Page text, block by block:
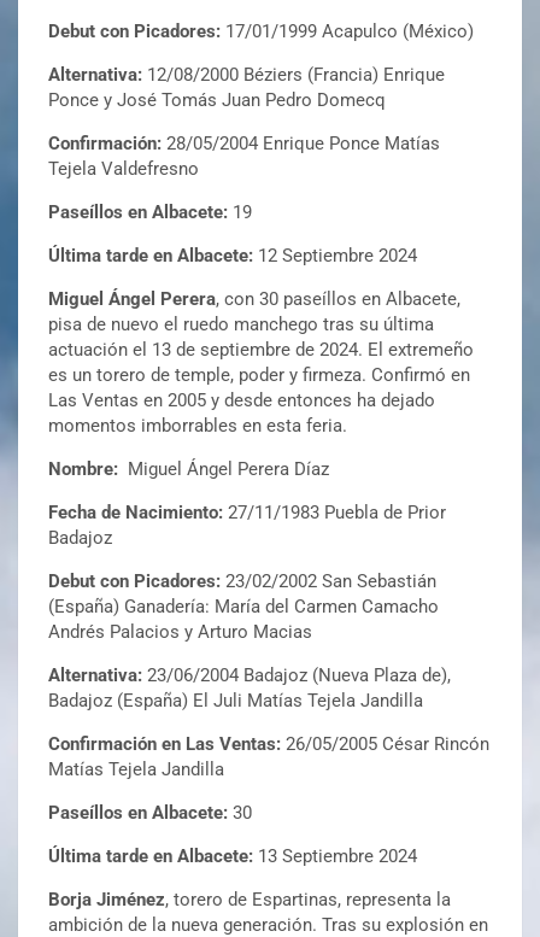
Debut con Picadores: 17/01/1999 Acapulco (México)
Alternativa: 12/08/2000 Béziers (Francia) Enrique
Ponce y José Tomás Juan Pedro Domecq
Confirmación: 28/05/2004 Enrique Ponce Matías
Tejela Valdefresno
Paseíllos en Albacete: 19
Última tarde en Albacete: 12 Septiembre 2024
Miguel Ángel Perera, con 30 paseíllos en Albacete,
pisa de nuevo el ruedo manchego tras su última
actuación el 13 de septiembre de 2024. El extremeño
es un torero de temple, poder y firmeza. Confirmó en
Las Ventas en 2005 y desde entonces ha dejado
momentos imborrables en esta feria.
Nombre: Miguel Ángel Perera Díaz
Fecha de Nacimiento: 27/11/1983 Puebla de Prior
Badajoz
Debut con Picadores: 23/02/2002 San Sebastián
(España) Ganadería: María del Carmen Camacho
Andrés Palacios y Arturo Macias
Alternativa: 23/06/2004 Badajoz (Nueva Plaza de),
Badajoz (España) El Juli Matías Tejela Jandilla
Confirmación en Las Ventas: 26/05/2005 César Rincón
Matías Tejela Jandilla
Paseíllos en Albacete: 30
Última tarde en Albacete: 13 Septiembre 2024
Borja Jiménez, torero de Espartinas, representa la
ambición de la nueva generación. Tras su explosión en